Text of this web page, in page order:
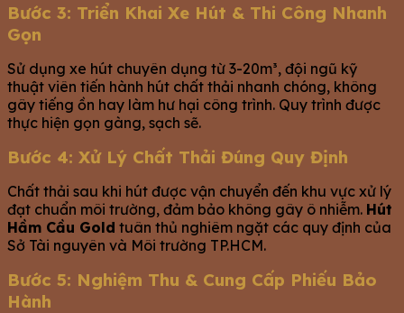
Bước 3: Triển Khai Xe Hút & Thi Công Nhanh
Gọn
Sử dụng xe hút chuyên dụng từ 3-20m³, đội ngũ kỹ
thuật viên tiến hành hút chất thải nhanh chóng, không
gây tiếng ồn hay làm hư hại công trình. Quy trình được
thực hiện gọn gàng, sạch sẽ.
Bước 4: Xử Lý Chất Thải Đúng Quy Định
Chất thải sau khi hút được vận chuyển đến khu vực xử lý
đạt chuẩn môi trường, đảm bảo không gây ô nhiễm. Hút
Hầm Cầu Gold tuân thủ nghiêm ngặt các quy định của
Sở Tài nguyên và Môi trường TP.HCM.
Bước 5: Nghiệm Thu & Cung Cấp Phiếu Bảo
Hành